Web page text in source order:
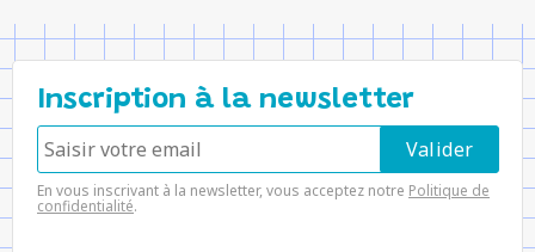
Inscription à la newsletter
En vous inscrivant à la newsletter, vous acceptez notre Politique de
confidentialité.